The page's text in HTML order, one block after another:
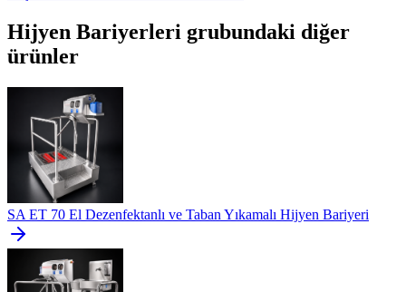
Hijyen Bariyerleri grubundaki diğer
ürünler
SA ET 70 El Dezenfektanlı ve Taban Yıkamalı Hijyen Bariyeri